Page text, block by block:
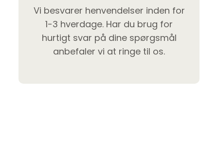
Vi besvarer henvendelser inden for
1-3 hverdage. Har du brug for
hurtigt svar på dine spørgsmål
anbefaler vi at ringe til os.